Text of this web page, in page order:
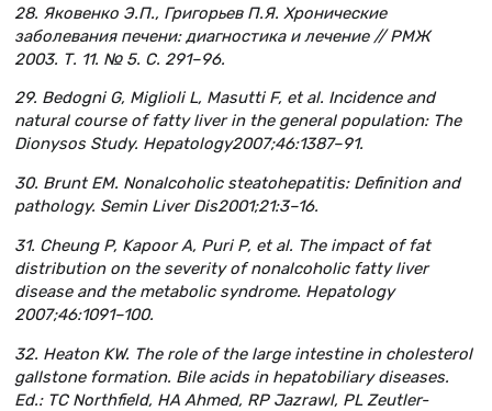
28. Яковенко Э.П., Григорьев П.Я. Хронические
заболевания печени: диагностика и лечение // РМЖ
2003. Т. 11. № 5. С. 291–96.
29. Bedogni G, Miglioli L, Masutti F, et al. Incidence and
natural course of fatty liver in the general population: The
Dionysos Study. Hepatology2007;46:1387–91.
30. Brunt EM. Nonalcoholic steatohepatitis: Definition and
pathology. Semin Liver Dis2001;21:3–16.
31. Cheung P, Kapoor A, Puri P, et al. The impact of fat
distribution on the severity of nonalcoholic fatty liver
disease and the metabolic syndrome. Hepatology
2007;46:1091–100.
32. Heaton KW. The role of the large intestine in cholesterol
gallstone formation. Bile acids in hepatobiliary diseases.
Ed.: TC Northfield, HA Ahmed, RP Jazrawl, PL Zeutler-